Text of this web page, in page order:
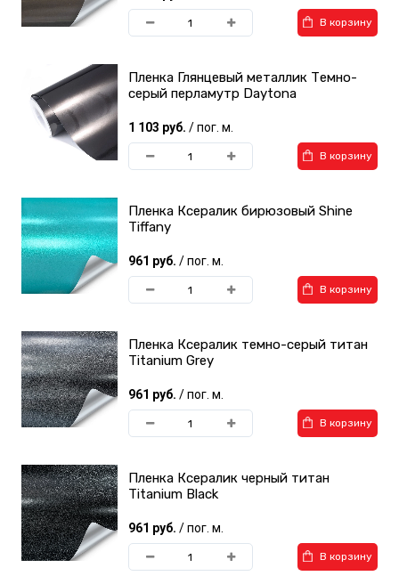
В корзину
Пленка Глянцевый металлик Темно-
серый перламутр Daytona
1 103 руб. / пог. м.
В корзину
Пленка Ксералик бирюзовый Shine
Tiffany
961 руб. / пог. м.
В корзину
Пленка Ксералик темно-серый титан
Titanium Grey
961 руб. / пог. м.
В корзину
Пленка Ксералик черный титан
Titanium Black
961 руб. / пог. м.
В корзину